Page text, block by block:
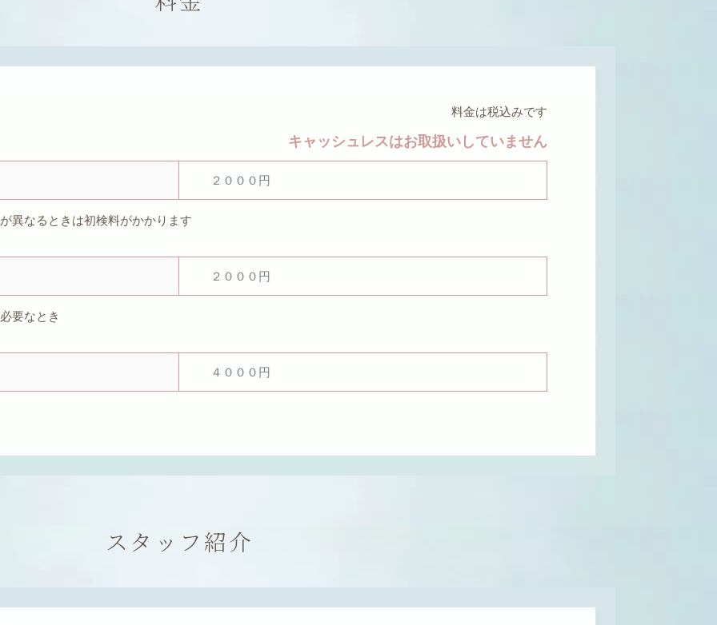
料金は税込みです
キャッシュレスはお取扱いしていません
２０００円
異なるときは初検料がかかります
２０００円
要なとき
４０００円
スタッフ紹介